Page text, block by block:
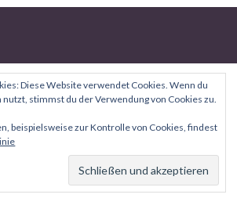
Diese Website verwendet Cookies. Wenn du
stimmst du der Verwendung von Cookies zu.
beispielsweise zur Kontrolle von Cookies, findest
Theme von